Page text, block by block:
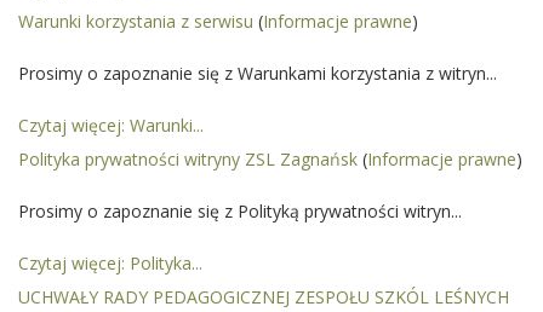
Warunki korzystania z serwisu (Informacje prawne)
Prosimy o zapoznanie się z Warunkami korzystania z witryn...
Czytaj więcej: Warunki...
Polityka prywatności witryny ZSL Zagnańsk (Informacje prawne)
Prosimy o zapoznanie się z Polityką prywatności witryn...
Czytaj więcej: Polityka...
UCHWAŁY RADY PEDAGOGICZNEJ ZESPOŁU SZKÓL LEŚNYCH